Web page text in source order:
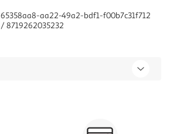
65358aa8-aa22-49a2-bdf1-f00b7c31f712
/ 8719262035232